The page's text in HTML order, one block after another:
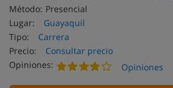
Método: Presencial
Lugar:
Guayaquil
Tipo:
Carrera
Precio:
Consultar precio
Opiniones:
Opiniones